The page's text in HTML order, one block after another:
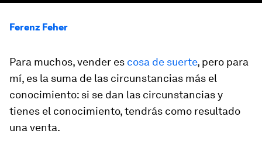
Ferenz Feher
Para muchos, vender es cosa de suerte, pero para
mí, es la suma de las circunstancias más el
conocimiento: si se dan las circunstancias y
tienes el conocimiento, tendrás como resultado
una venta.